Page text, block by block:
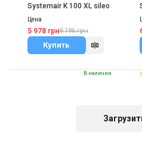
Systemair K 100 XL sileo
Цена
5 978 грн9 196 грн
Купить
В наличии